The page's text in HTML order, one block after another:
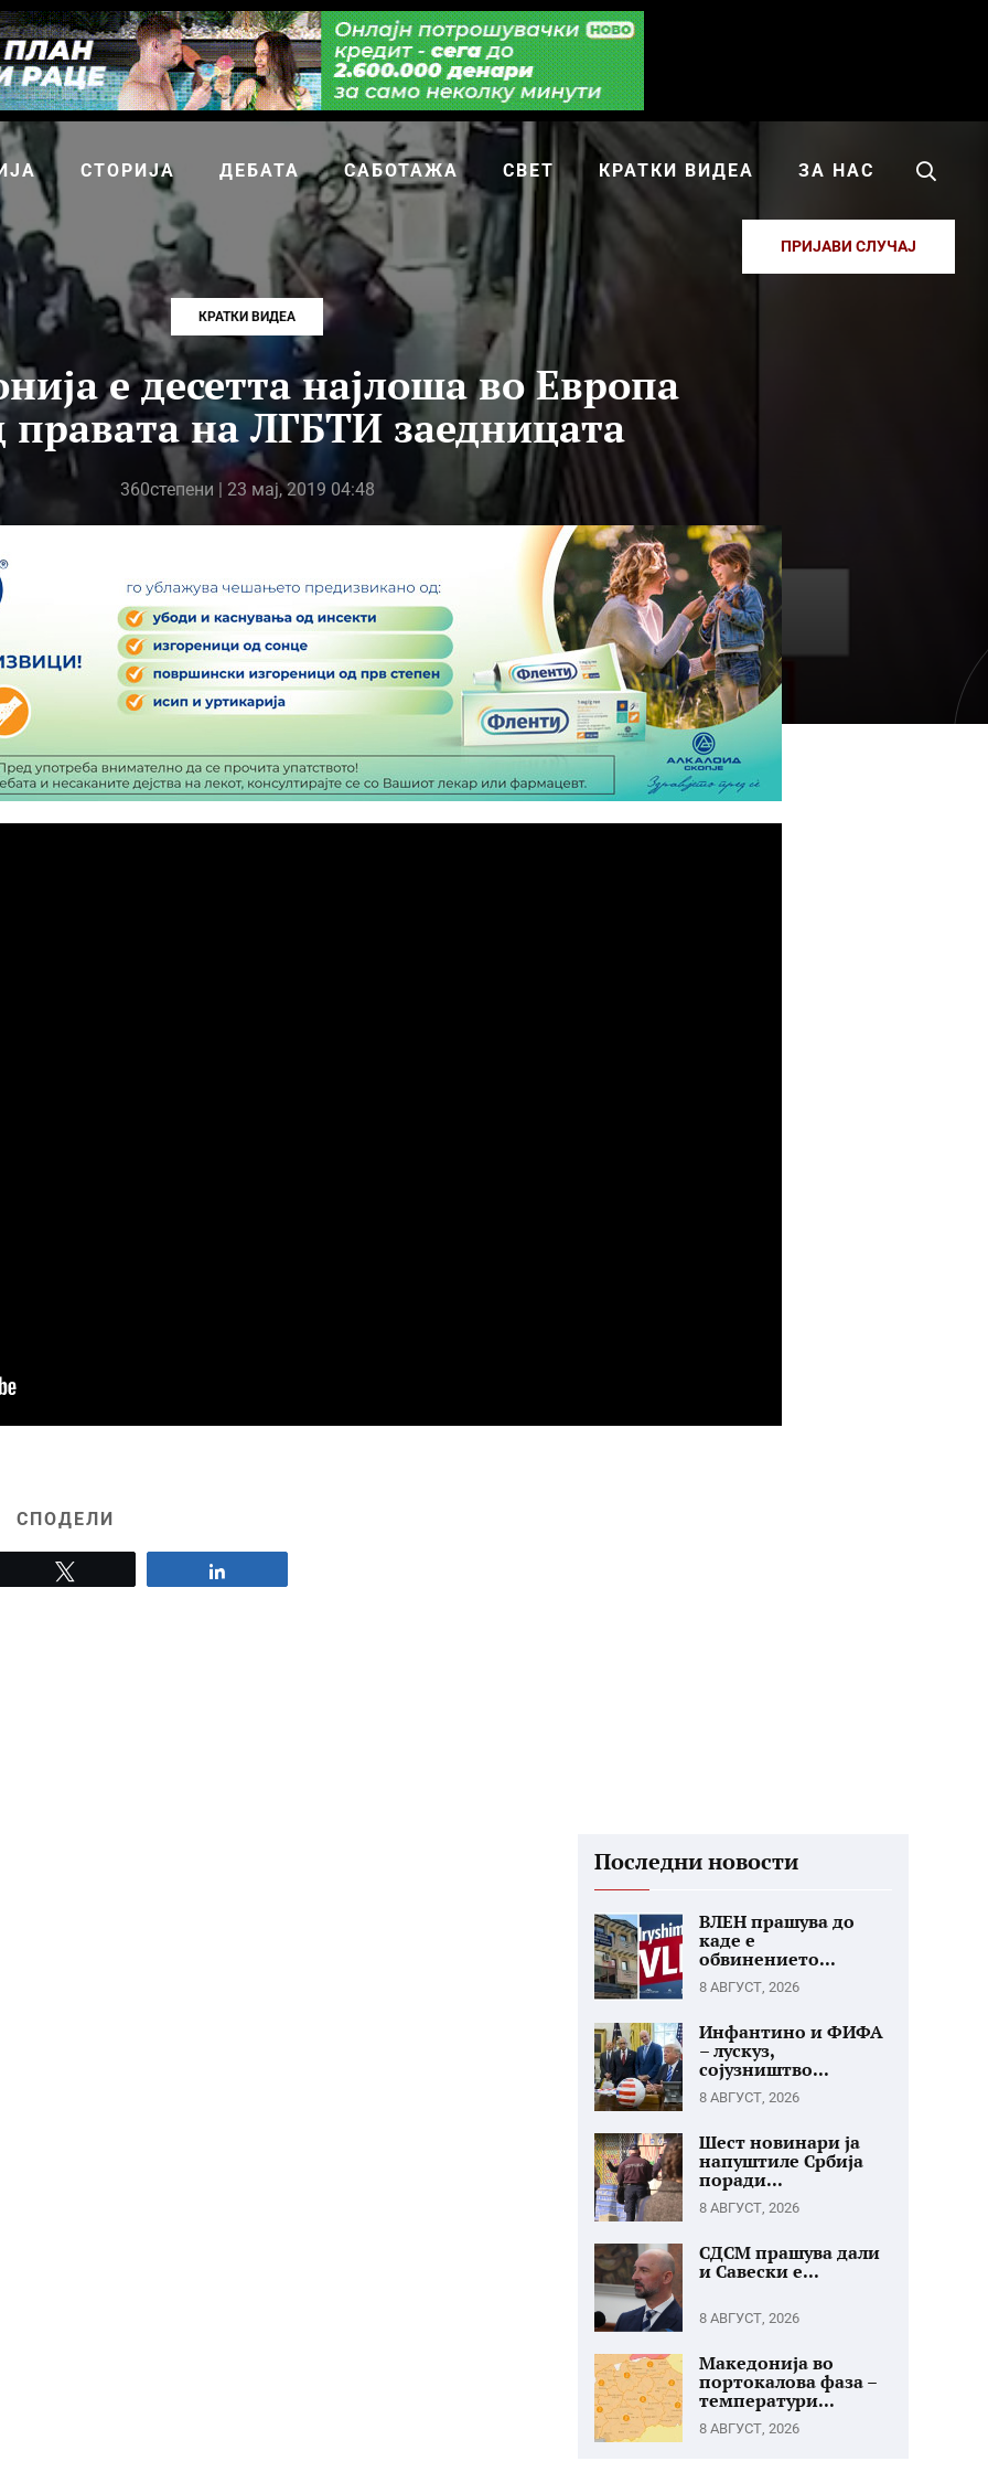
СТОРИЈА ДЕБАТА САБОТАЖА СВЕТ КРАТКИ ВИДЕА ЗА НАС
ПРИЈАВИ СЛУЧАЈ
КРАТКИ ВИДЕА
е десетта најлоша во Европа
прaвата на ЛГБТИ заедницата
360степени | 23 мај, 2019 04:48
СПОДЕЛИ
Последни новости
ВЛЕН прашува до
каде е
обвинението...
8 АВГУСТ, 2026
Инфантино и ФИФА
– лускуз,
сојузништво...
8 АВГУСТ, 2026
Шест новинари ја
напуштиле Србија
поради...
8 АВГУСТ, 2026
СДСМ прашува дали
и Савески е...
8 АВГУСТ, 2026
Македонија во
портокалова фаза –
температури...
8 АВГУСТ, 2026